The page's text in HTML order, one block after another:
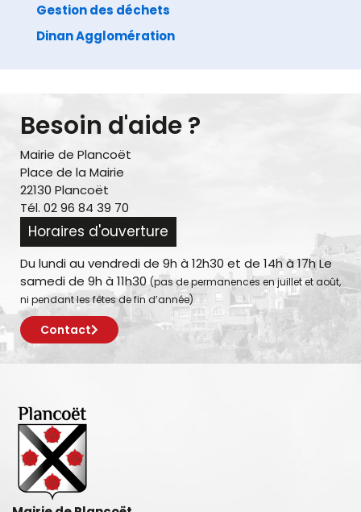
Gestion des déchets
Dinan Agglomération
Besoin d'aide ?
Mairie de Plancoët
Place de la Mairie
22130 Plancoët
Tél. 02 96 84 39 70
Horaires d'ouverture
Du lundi au vendredi de 9h à 12h30 et de 14h à 17h Le
samedi de 9h à 11h30 (pas de permanences en juillet et août,
ni pendant les fêtes de fin d’année)
Contact